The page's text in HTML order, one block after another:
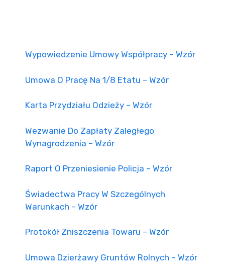
Wypowiedzenie Umowy Współpracy – Wzór
Umowa O Pracę Na 1/8 Etatu – Wzór
Karta Przydziału Odzieży – Wzór
Wezwanie Do Zapłaty Zaległego
Wynagrodzenia – Wzór
Raport O Przeniesienie Policja – Wzór
Świadectwa Pracy W Szczególnych
Warunkach – Wzór
Protokół Zniszczenia Towaru – Wzór
Umowa Dzierżawy Gruntów Rolnych – Wzór